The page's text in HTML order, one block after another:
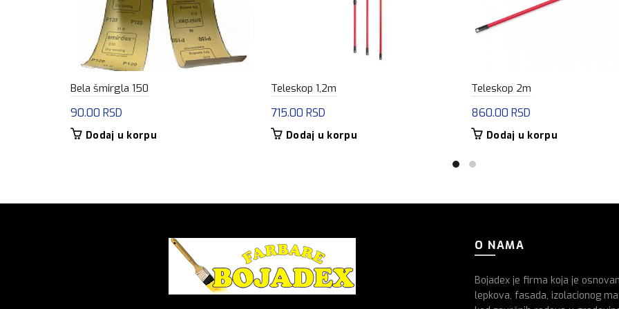
Bela šmirgla 150
90.00 RSD
Dodaj u korpu
Teleskop 1,2m
715.00 RSD
Dodaj u korpu
Teleskop 2m
860.00 RSD
Dodaj u korpu
O NAMA
Bojadex je firma koja je
lepkova, fasada, izolacionog